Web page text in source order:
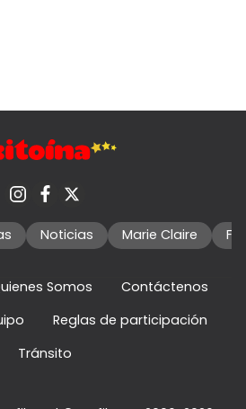
Noticias Marie Claire
Somos
Contáctenos
Reglas de participación
Tránsito